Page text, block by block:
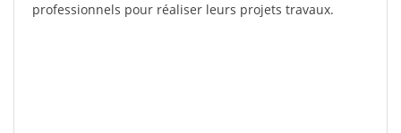
professionnels pour réaliser leurs projets travaux.